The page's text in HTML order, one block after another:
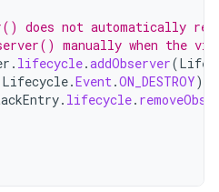
does not automatically
manually when the
. lifecycle.addObserver(
Lifecycle.Event .ON_DESTROY)
. lifecycle.